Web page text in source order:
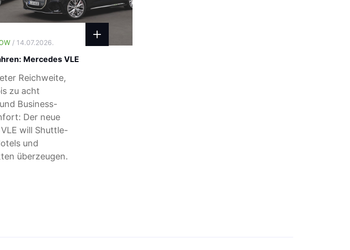
/ 14.07.2026.
Mercedes VLE
Reichweite,
zu acht
Business-
Der neue
will Shuttle-
und
überzeugen.